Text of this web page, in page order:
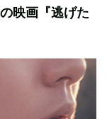
映画『逃げた